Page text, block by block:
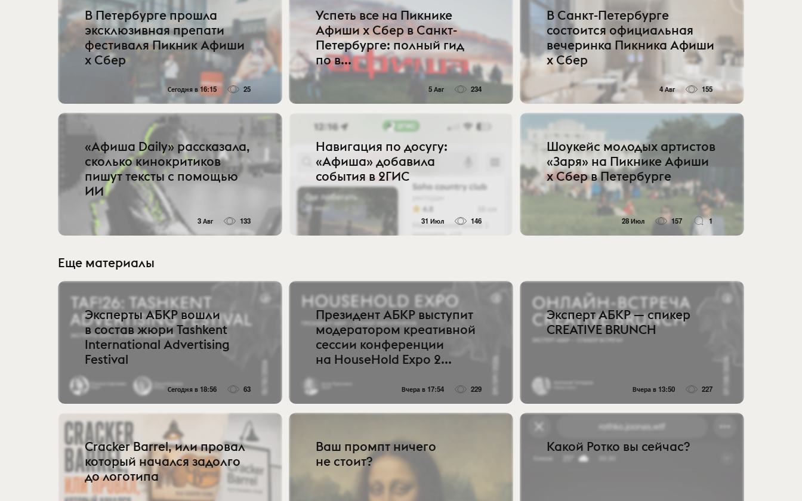
В Петербурге прошла
эксклюзивная препати
фестиваля Пикник Афиши
х Сбер
Сегодня в 16:15 25
Успеть все на Пикнике
Афиши x Сбер в Санкт-
Петербурге: полный гид
по в...
5 Авг 234
В Санкт-Петербурге
состоится официальная
вечеринка Пикника Афиши
x Сбер
4 Авг 155
«Афиша Daily» рассказала,
сколько кинокритиков
пишут тексты с помощью
ИИ
3 Авг 133
Навигация по досугу:
«Афиша» добавила
события в 2ГИС
31 Июл 146
Шоукейс молодых артистов
«Заря» на Пикнике Афиши
x Сбер в Петербурге
28 Июл 157 1
Еще материалы
Эксперты АБКР вошли
в состав жюри Tashkent
International Advertising
Festival
Сегодня в 18:56 63
Президент АБКР выступит
модератором креативной
сессии конференции
на HouseHold Expo 2...
Вчера в 17:54 229
Эксперт АБКР — спикер
CREATIVE BRUNCH
Вчера в 13:50 227
Cracker Barrel, или провал
который начался задолго
до логотипа
Ваш промпт ничего
не стоит?
Какой Ротко вы сейчас?